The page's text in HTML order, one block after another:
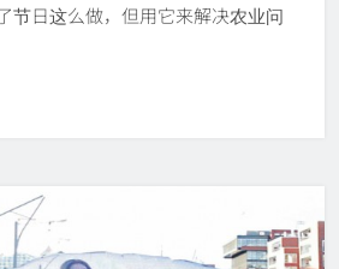
节日这么做，但用它来解决农业问